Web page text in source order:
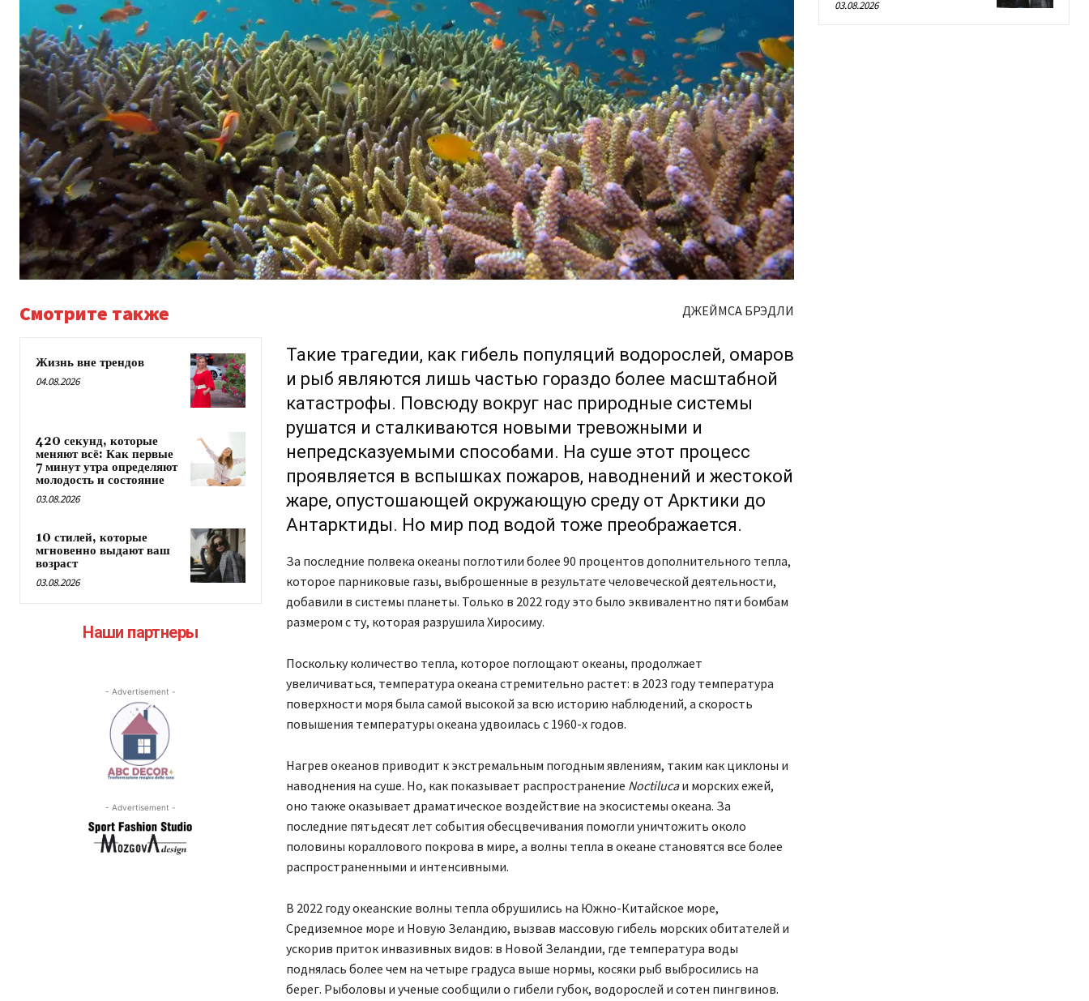
Смотрите также
Жизнь вне трендов
04.08.2026
420 секунд, которые
меняют всё: Как первые
7 минут утра определяют
молодость и состояние
03.08.2026
10 стилей, которые
мгновенно выдают ваш
возраст
03.08.2026
Наши партнеры
- Advertisement -
- Advertisement -
ДЖЕЙМСА БРЭДЛИ
Такие трагедии, как гибель популяций водорослей, омаров
и рыб являются лишь частью гораздо более масштабной
катастрофы. Повсюду вокруг нас природные системы
рушатся и сталкиваются новыми тревожными и
непредсказуемыми способами. На суше этот процесс
проявляется в вспышках пожаров, наводнений и жестокой
жаре, опустошающей окружающую среду от Арктики до
Антарктиды. Но мир под водой тоже преображается.
За последние полвека океаны поглотили более 90 процентов дополнительного тепла,
которое парниковые газы, выброшенные в результате человеческой деятельности,
добавили в системы планеты. Только в 2022 году это было эквивалентно пяти бомбам
размером с ту, которая разрушила Хиросиму.
Поскольку количество тепла, которое поглощают океаны, продолжает
увеличиваться, температура океана стремительно растет: в 2023 году температура
поверхности моря была самой высокой за всю историю наблюдений, а скорость
повышения температуры океана удвоилась с 1960-х годов.
Нагрев океанов приводит к экстремальным погодным явлениям, таким как циклоны и
наводнения на суше. Но, как показывает распространение Noctilucaи морских ежей,
оно также оказывает драматическое воздействие на экосистемы океана. За
последние пятьдесят лет события обесцвечивания помогли уничтожить около
половины кораллового покрова в мире, а волны тепла в океане становятся все более
распространенными и интенсивными.
В 2022 году океанские волны тепла обрушились на Южно-Китайское море,
Средиземное море и Новую Зеландию, вызвав массовую гибель морских обитателей и
ускорив приток инвазивных видов: в Новой Зеландии, где температура воды
поднялась более чем на четыре градуса выше нормы, косяки рыб выбросились на
берег. Рыболовы и ученые сообщили о гибели губок, водорослей и сотен пингвинов.
03.08.2026